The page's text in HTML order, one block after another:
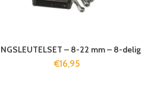
– 8-22 mm – 8-delig
€16,95